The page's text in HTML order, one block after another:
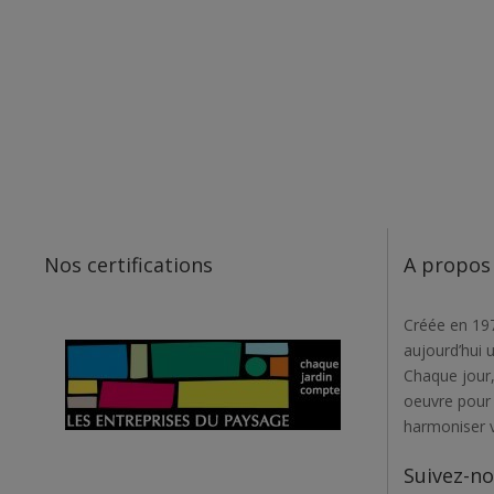
Nos certifications A propos
Créée en
aujourd’hui
Chaque
oeuvre
harmoniser
Suivez-